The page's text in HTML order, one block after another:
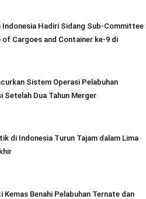
Indonesia Hadiri Sidang Sub-Committee
of Cargoes and Container ke-9 di
Sistem Operasi Pelabuhan
Setelah Dua Tahun Merger
di Indonesia Turun Tajam dalam Lima
Kemas Benahi Pelabuhan Ternate dan